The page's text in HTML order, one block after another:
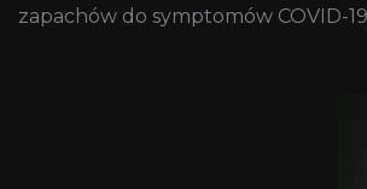
zapachów do symptomów COVID-